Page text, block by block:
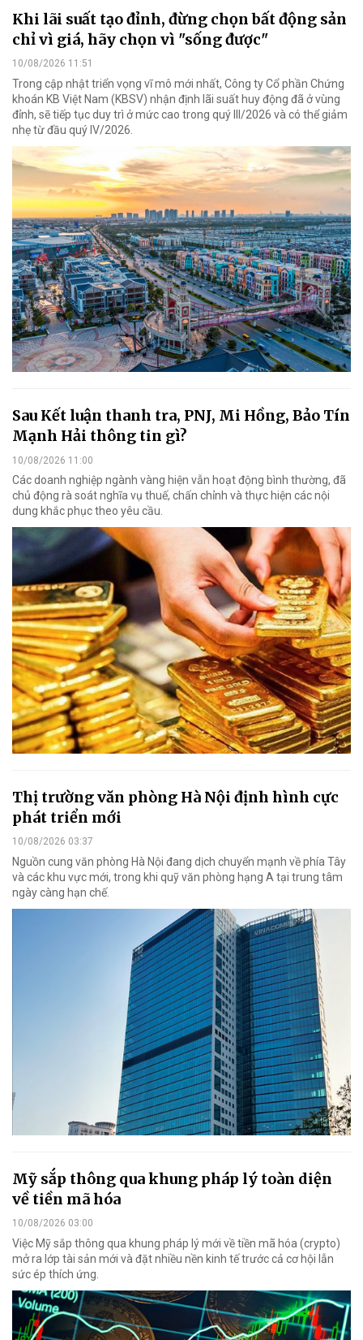
Khi lãi suất tạo đỉnh, đừng chọn bất động sản
chỉ vì giá, hãy chọn vì "sống được"
10/08/2026 11:51
Trong cập nhật triển vọng vĩ mô mới nhất, Công ty Cổ phần Chứng
khoán KB Việt Nam (KBSV) nhận định lãi suất huy động đã ở vùng
đỉnh, sẽ tiếp tục duy trì ở mức cao trong quý III/2026 và có thể giảm
nhẹ từ đầu quý IV/2026.
Sau Kết luận thanh tra, PNJ, Mi Hồng, Bảo Tín
Mạnh Hải thông tin gì?
10/08/2026 11:00
Các doanh nghiệp ngành vàng hiện vẫn hoạt động bình thường, đã
chủ động rà soát nghĩa vụ thuế, chấn chỉnh và thực hiện các nội
dung khắc phục theo yêu cầu.
Thị trường văn phòng Hà Nội định hình cực
phát triển mới
10/08/2026 03:37
Nguồn cung văn phòng Hà Nội đang dịch chuyển mạnh về phía Tây
và các khu vực mới, trong khi quỹ văn phòng hạng A tại trung tâm
ngày càng hạn chế.
Mỹ sắp thông qua khung pháp lý toàn diện
về tiền mã hóa
10/08/2026 03:00
Việc Mỹ sắp thông qua khung pháp lý mới về tiền mã hóa (crypto)
mở ra lớp tài sản mới và đặt nhiều nền kinh tế trước cả cơ hội lẫn
sức ép thích ứng.